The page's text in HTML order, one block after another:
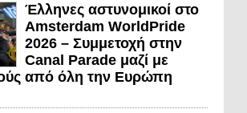
Έλληνες αστυνομικοί στο
Amsterdam WorldPride
2026 – Συμμετοχή στην
Canal Parade μαζί με
από όλη την Ευρώπη